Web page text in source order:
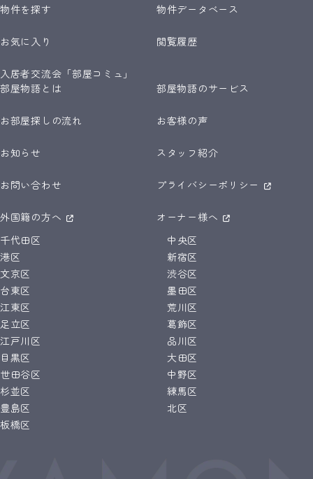
物件を探す 物件データベース
お気に入り 閲覧履歴
入居者交流会「部屋コミュ」
部屋物語とは
部屋物語のサービス
お部屋探しの流れ お客様の声
お知らせ スタッフ紹介
お問い合わせ プライバシーポリシー
外国籍の方へ
オーナー様へ
千代田区
中央区
港区
新宿区
文京区
渋谷区
台東区
墨田区
江東区
荒川区
足立区
葛飾区
江戸川区
品川区
目黒区
大田区
世田谷区
中野区
杉並区
練馬区
豊島区
北区
板橋区